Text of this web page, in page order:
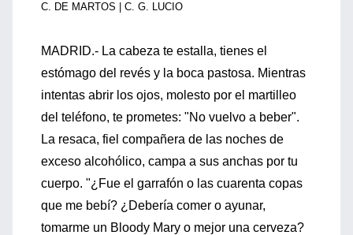
C. DE MARTOS | C. G. LUCIO
MADRID.- La cabeza te estalla, tienes el
estómago del revés y la boca pastosa. Mientras
intentas abrir los ojos, molesto por el martilleo
del teléfono, te prometes: "No vuelvo a beber".
La resaca, fiel compañera de las noches de
exceso alcohólico, campa a sus anchas por tu
cuerpo. "¿Fue el garrafón o las cuarenta copas
que me bebí? ¿Debería comer o ayunar,
tomarme un Bloody Mary o mejor una cerveza?